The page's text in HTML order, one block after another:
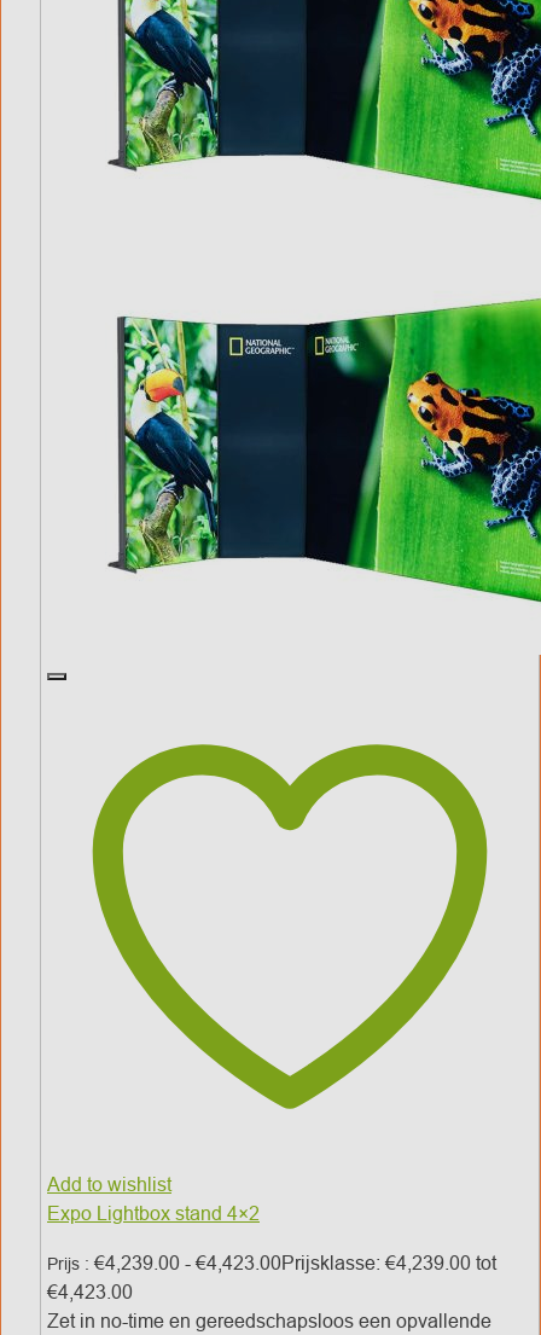
Add to wishlist
Expo Lightbox stand 4×2
Prijs : €4,239.00 - €4,423.00Prijsklasse: €4,239.00 tot
€4,423.00
Zet in no-time en gereedschapsloos een opvallende